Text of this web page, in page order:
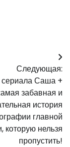
Следующая:
Саша +
забавная и
история
главной
которую нельзя
пропустить!